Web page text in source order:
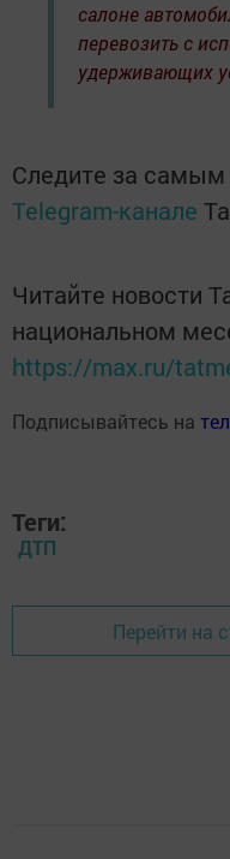
салоне
перевозить с
удерживающих
Следите за
Telegram-канале
Читайте новости
национальном
https://max.ru/
Подписывайтесь на
Теги:
ДТП
Перейти на